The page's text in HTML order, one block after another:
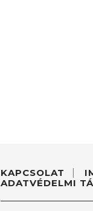
KAPCSOLAT
ADATVÉDELMI